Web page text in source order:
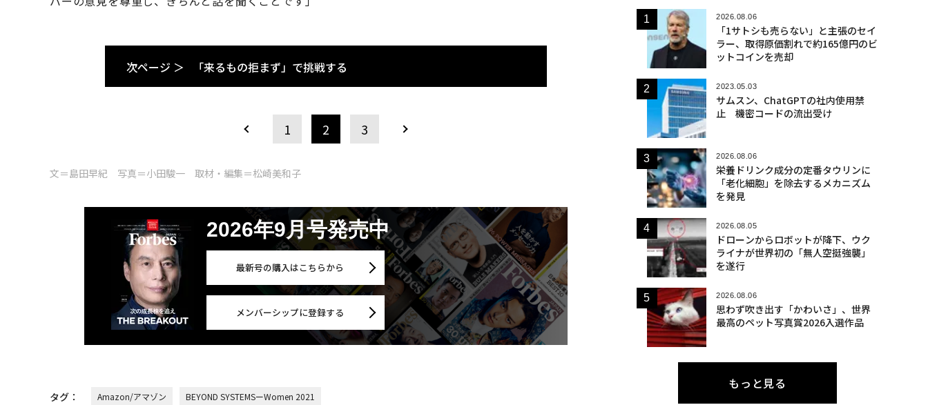
次ページ ＞ 「来るもの拒まず」で挑戦する
1 2 3
文＝島田早紀 写真＝小田駿一 取材・編集＝松崎美和子
2026年9月号発売中
最新号の購入はこちらから
メンバーシップに登録する
タグ： Amazon/アマゾン BEYOND SYSTEMSーWomen 2021
2026.08.06
「1サトシも売らない」と主張のセイ
ラー、取得原価割れで約165億円のビ
ットコインを売却
2023.05.03
サムスン、ChatGPTの社内使用禁
止 機密コードの流出受け
2026.08.06
栄養ドリンク成分の定番タウリンに
「老化細胞」を除去するメカニズム
を発見
2026.08.05
ドローンからロボットが降下、ウク
ライナが世界初の「無人空挺強襲」
を遂行
2026.08.06
思わず吹き出す「かわいさ」、世界
最高のペット写真賞2026入選作品
もっと見る